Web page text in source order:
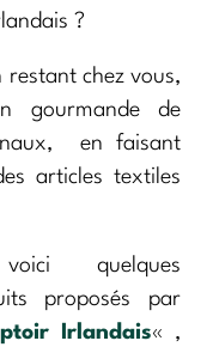
?
chez vous,
gourmande de
en faisant
articles textiles
quelques
proposés par
Irlandais« ,